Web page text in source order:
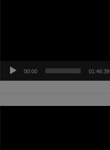
00:00 01:46:39